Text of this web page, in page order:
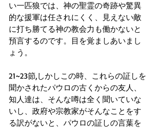
い一匹狼では、神の聖霊の奇跡や驚異
的な援軍は任されにくく、見えない敵
に打ち勝てる神の教会力も働かないと
預言するのです。目を覚ましあいまし
ょう。
21~23節,しかしこの時、これらの証しを
聞かされたパウロの古くからの友人、
知人達は、そんな噂は全く聞いていな
いし、政府や宗教家がそんなことをす
る訳がないと、パウロの証しの言葉を